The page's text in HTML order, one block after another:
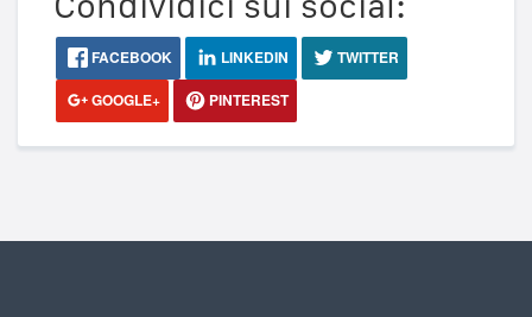
FACEBOOK LINKEDIN
TWITTER
GOOGLE+
PINTEREST